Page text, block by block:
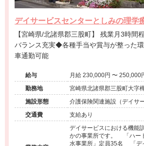
デイサービスセンターとしみの理学
【宮崎県/北諸県郡三股町】 残業月3時間程度でワークライフ
バランス充実◆各種手当や賞与が整った
車通勤可能
給与
月給 230,000円 〜
勤務地
宮崎県北諸県郡三股町大字
施設形態
介護保険関連施設（デイサー
交通費
支給あり
デイサービスにおける機能
かの事業所です。 「ハー
水事業所」定員35名 「デ